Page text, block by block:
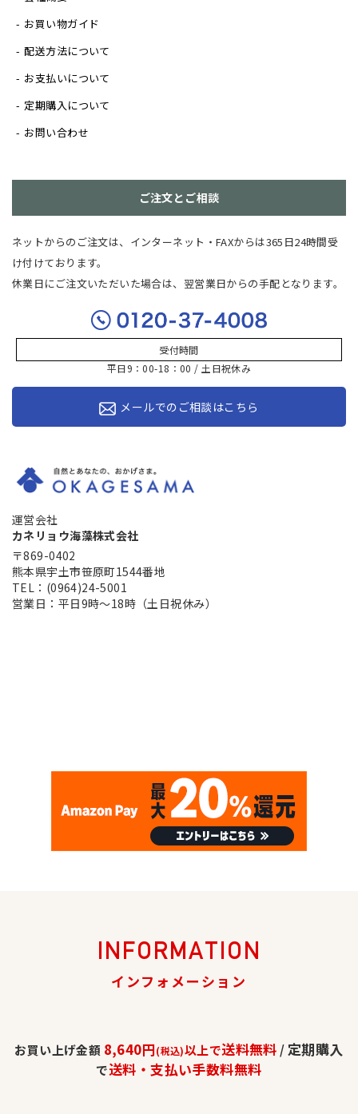
お買い物ガイド
配送方法について
お支払いについて
定期購入について
お問い合わせ
ご注文とご相談
ネットからのご注文は、インターネット・FAXからは365日24時間受
け付けております。
休業日にご注文いただいた場合は、翌営業日からの手配となります。
受付時間
平日9：00-18：00 / 土日祝休み
メールでのご相談はこちら
運営会社
カネリョウ海藻株式会社
〒869-0402
熊本県宇土市笹原町1544番地
TEL：(0964)24-5001
営業日：平日9時～18時（土日祝休み）
INFORMATION
インフォメーション
お買い上げ金額 8,640円(税込)以上で送料無料 /定期購入
で送料・支払い手数料無料